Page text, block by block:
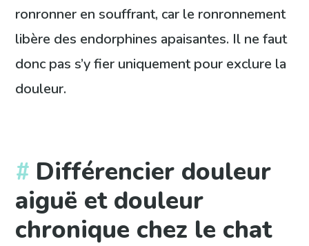
ronronner en souffrant, car le ronronnement
libère des endorphines apaisantes. Il ne faut
donc pas s’y fier uniquement pour exclure la
douleur.
Différencier douleur
aiguë et douleur
chronique chez le chat